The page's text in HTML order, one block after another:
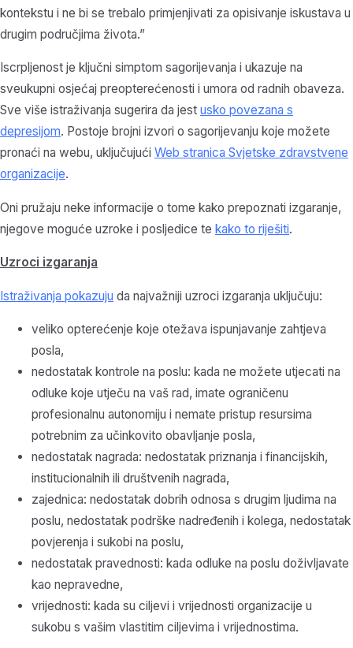
kontekstu i ne bi se trebalo primjenjivati za opisivanje iskustava u
drugim područjima života.”
Iscrpljenost je ključni simptom sagorijevanja i ukazuje na
sveukupni osjećaj preopterećenosti i umora od radnih obaveza.
Sve više istraživanja sugerira da jest usko povezana s
depresijom. Postoje brojni izvori o sagorijevanju koje možete
pronaći na webu, uključujući Web stranica Svjetske zdravstvene
organizacije.
Oni pružaju neke informacije o tome kako prepoznati izgaranje,
njegove moguće uzroke i posljedice te kako to riješiti.
Uzroci izgaranja
Istraživanja pokazuju da najvažniji uzroci izgaranja uključuju:
veliko opterećenje koje otežava ispunjavanje zahtjeva
posla,
nedostatak kontrole na poslu: kada ne možete utjecati na
odluke koje utječu na vaš rad, imate ograničenu
profesionalnu autonomiju i nemate pristup resursima
potrebnim za učinkovito obavljanje posla,
nedostatak nagrada: nedostatak priznanja i financijskih,
institucionalnih ili društvenih nagrada,
zajednica: nedostatak dobrih odnosa s drugim ljudima na
poslu, nedostatak podrške nadređenih i kolega, nedostatak
povjerenja i sukobi na poslu,
nedostatak pravednosti: kada odluke na poslu doživljavate
kao nepravedne,
vrijednosti: kada su ciljevi i vrijednosti organizacije u
sukobu s vašim vlastitim ciljevima i vrijednostima.